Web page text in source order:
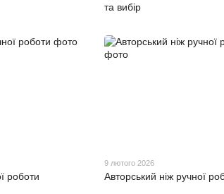
та вибір
роботи
9 лютого 2026
Авторський ніж ручної